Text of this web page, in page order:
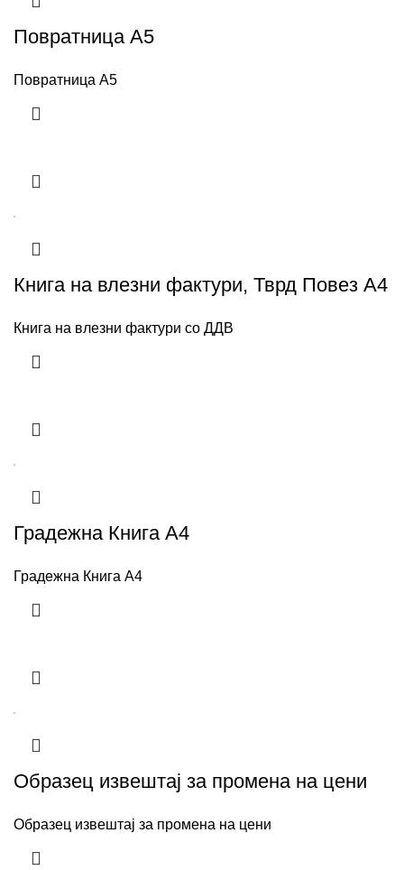
Повратница А5
Повратница А5
Книга на влезни фактури, Тврд Повез А4
Книга на влезни фактури со ДДВ
Градежна Книга А4
Градежна Книга А4
Образец извештај за промена на цени
Образец извештај за промена на цени